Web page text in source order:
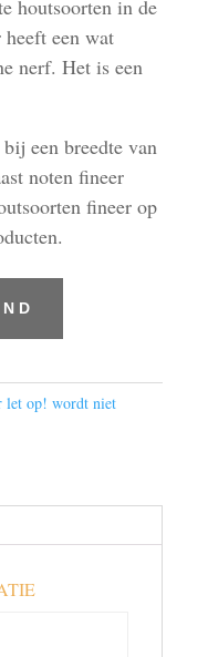
houtsoorten in de
een wat
nerf. Het is een
een breedte van
noten fineer
fineer op
let op! wordt niet